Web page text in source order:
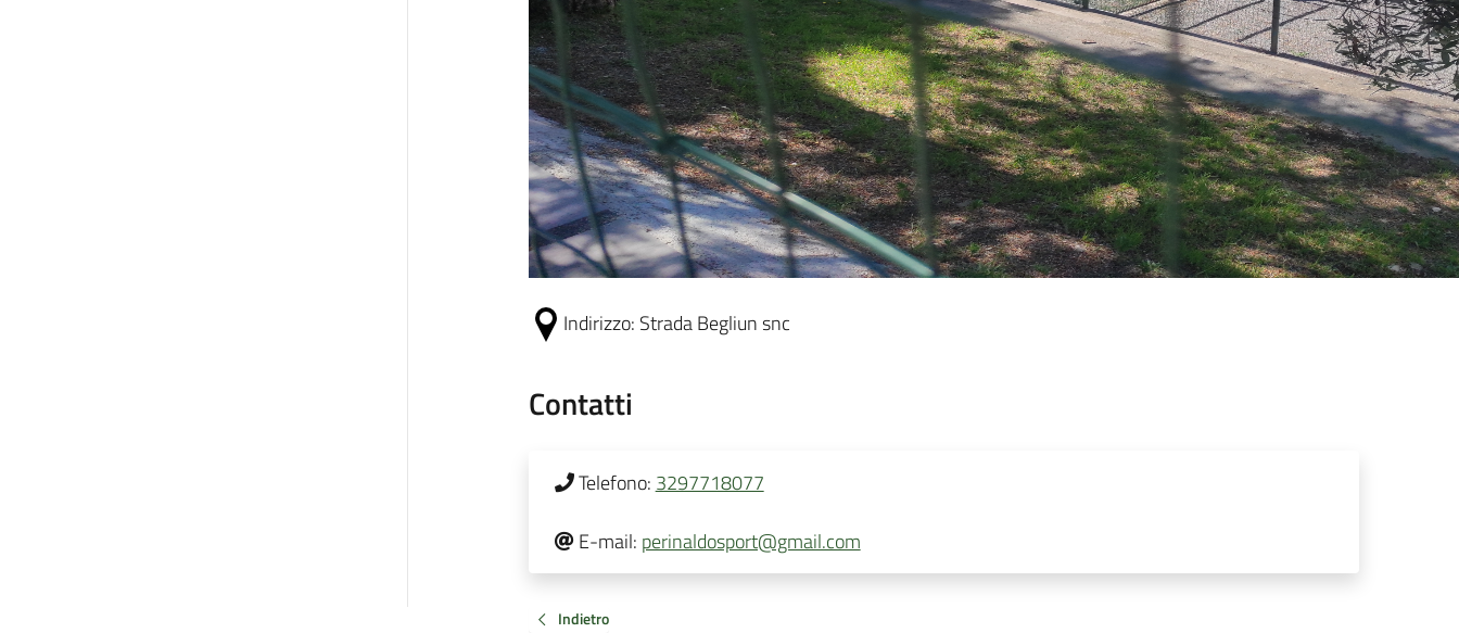
Indirizzo: Strada Begliun snc
Contatti
Telefono: 3297718077
E-mail: perinaldosport@gmail.com
Indietro